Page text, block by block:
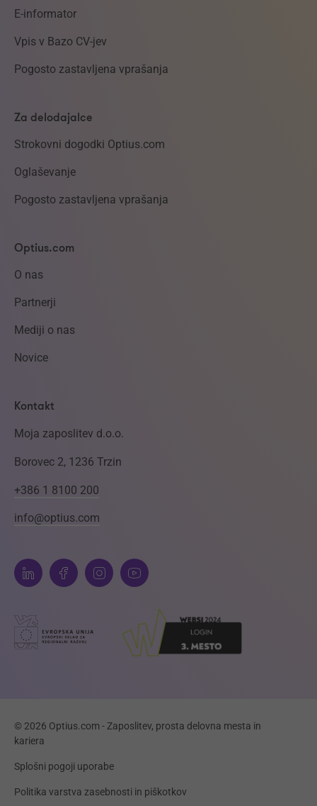
E-informator
Vpis v Bazo CV-jev
Pogosto zastavljena vprašanja
Za delodajalce
Strokovni dogodki Optius.com
Oglaševanje
Pogosto zastavljena vprašanja
Optius.com
O nas
Partnerji
Mediji o nas
Novice
Kontakt
Moja zaposlitev d.o.o.
Borovec 2, 1236 Trzin
+386 1 8100 200
info@optius.com
© 2026 Optius.com - Zaposlitev, prosta delovna mesta in
kariera
Splošni pogoji uporabe
Politika varstva zasebnosti in piškotkov